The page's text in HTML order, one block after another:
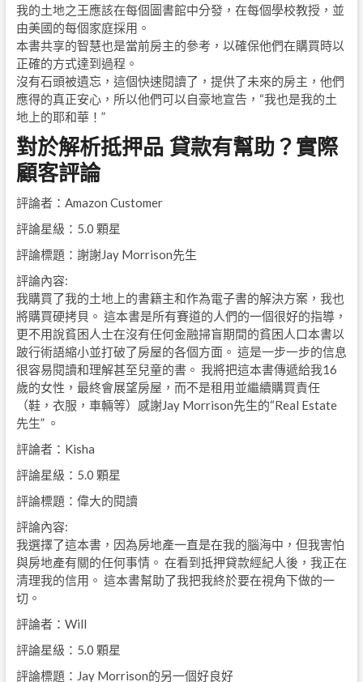
我的土地之王應該在每個圖書館中分發，在每個學校教授，並
由美國的每個家庭採用。
本書共享的智慧也是當前房主的參考，以確保他們在購買時以
正確的方式達到過程。
沒有石頭被遺忘，這個快速閱讀了，提供了未來的房主，他們
應得的真正安心，所以他們可以自豪地宣告，“我也是我的土
地上的耶和華！”
對於解析抵押品 貸款有幫助？實際
顧客評論
評論者：Amazon Customer
評論星級：5.0 顆星
評論標題：謝謝Jay Morrison先生
評論內容:
我購買了我的土地上的書籍主和作為電子書的解決方案，我也
將購買硬拷貝。 這本書是所有賽道的人們的一個很好的指導，
更不用說貧困人士在沒有任何金融掃盲期間的貧困人口本書以
跛行術語縮小並打破了房屋的各個方面。 這是一步一步的信息
很容易閱讀和理解甚至兒童的書。 我將把這本書傳遞給我16
歲的女性，最終會展望房屋，而不是租用並繼續購買責任
（鞋，衣服，車輛等）感謝Jay Morrison先生的“Real Estate
先生” 。
評論者：Kisha
評論星級：5.0 顆星
評論標題：偉大的閱讀
評論內容:
我選擇了這本書，因為房地產一直是在我的腦海中，但我害怕
與房地產有關的任何事情。 在看到抵押貸款經紀人後，我正在
清理我的信用。 這本書幫助了我把我終於要在視角下做的一
切。
評論者：Will
評論星級：5.0 顆星
評論標題：Jay Morrison的另一個好良好